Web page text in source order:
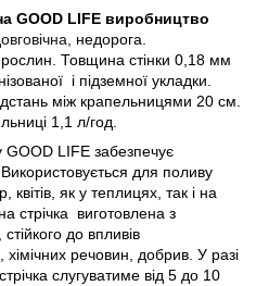
GOOD LIFE виробництво
недорога.
Товщина стінки 0,18 мм
і підземної укладки.
між крапельницями 20 см.
1,1 л/год.
GOOD LIFE забезпечує
для поливу
квітів, як у теплицях, так і на
стрічка виготовлена з
до впливів
хімічних речовин, добрив. У разі
слугуватиме від 5 до 10